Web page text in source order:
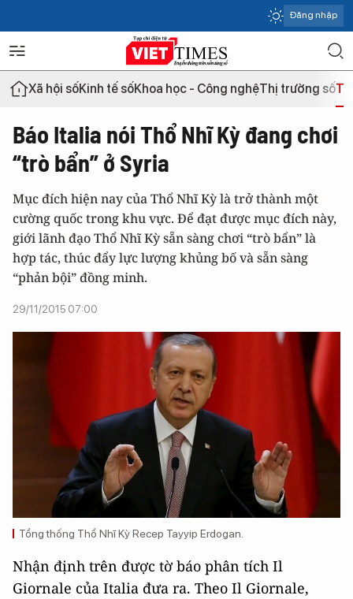
Đăng nhập
Xã hội sốKinh tế sốKhoa học - Công nghệThị trường số
Báo Italia nói Thổ Nhĩ Kỳ đang chơi
“trò bẩn” ở Syria
Mục đích hiện nay của Thổ Nhĩ Kỳ là trở thành một
cường quốc trong khu vực. Để đạt được mục đích này,
giới lãnh đạo Thổ Nhĩ Kỳ sẵn sàng chơi “trò bẩn” là
hợp tác, thúc đẩy lực lượng khủng bố và sẵn sàng
“phản bội” đồng minh.
29/11/2015 07:00
Tổng thống Thổ Nhĩ Kỳ Recep Tayyip Erdogan.
Nhận định trên được tờ báo phân tích Il
Giornale của Italia đưa ra. Theo Il Giornale,